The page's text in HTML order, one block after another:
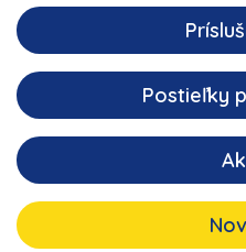
Postieľky